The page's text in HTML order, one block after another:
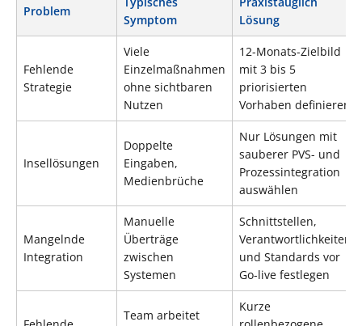
Problem
Symptom
Lösung
Fehlende
Strategie
Viele
Einzelmaßnahmen
ohne sichtbaren
Nutzen
12-Monats-Zielbild
mit 3 bis 5
priorisierten
Vorhaben definieren
Insellösungen
Doppelte
Eingaben,
Medienbrüche
Nur Lösungen mit
sauberer PVS- und
Prozessintegration
auswählen
Mangelnde
Integration
Manuelle
Überträge
zwischen
Systemen
Schnittstellen,
Verantwortlichkeiten
und Standards vor
Go-live festlegen
Team arbeitet
Kurze